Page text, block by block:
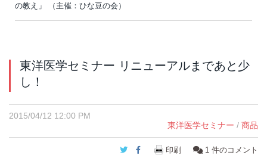
の教え」 （主催：ひな豆の会）
東洋医学セミナー リニューアルまであと少
し！
2015/04/12 12:00 PM
東洋医学セミナー / 商品
Twitter
Facebook
印刷 1 件のコメント